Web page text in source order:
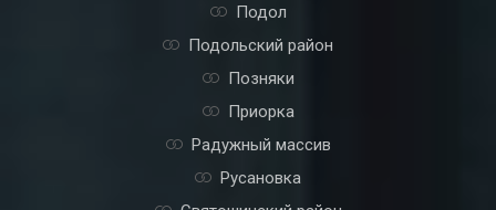
Подол
Подольский район
Позняки
Приорка
Радужный массив
Русановка